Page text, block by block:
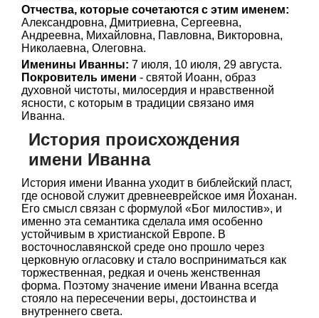
Отчества, которые сочетаются с этим именем:
Александровна, Дмитриевна, Сергеевна,
Андреевна, Михайловна, Павловна, Викторовна,
Николаевна, Олеговна.
Именины Иванны: 7 июля, 10 июля, 29 августа.
Покровитель имени - святой Иоанн, образ
духовной чистоты, милосердия и нравственной
ясности, с которым в традиции связано имя
Иванна.
История происхождения
имени Иванна
История имени Иванна уходит в библейский пласт,
где основой служит древнееврейское имя Йоханан.
Его смысл связан с формулой «Бог милостив», и
именно эта семантика сделала имя особенно
устойчивым в христианской Европе. В
восточнославянской среде оно прошло через
церковную огласовку и стало восприниматься как
торжественная, редкая и очень женственная
форма. Поэтому значение имени Иванна всегда
стояло на пересечении веры, достоинства и
внутреннего света.